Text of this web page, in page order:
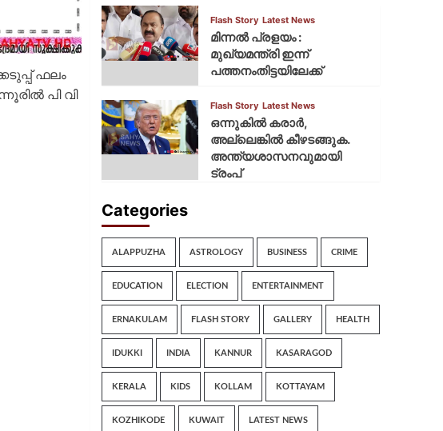
ഫലം
പി വി
Flash Story Latest News
മിന്നല്‍ പ്രളയം :
മുഖ്യമന്ത്രി ഇന്ന്
പത്തനംതിട്ടയിലേക്ക്
Flash Story Latest News
ഒന്നുകില്‍ കരാര്‍,
അല്ലെങ്കില്‍ കീഴടങ്ങുക.
അന്ത്യശാസനവുമായി
ട്രംപ്
Categories
ALAPPUZHA ASTROLOGY BUSINESS CRIME
EDUCATION ELECTION ENTERTAINMENT
ERNAKULAM FLASH STORY GALLERY HEALTH
IDUKKI INDIA KANNUR KASARAGOD
KERALA KIDS KOLLAM KOTTAYAM
KOZHIKODE KUWAIT LATEST NEWS